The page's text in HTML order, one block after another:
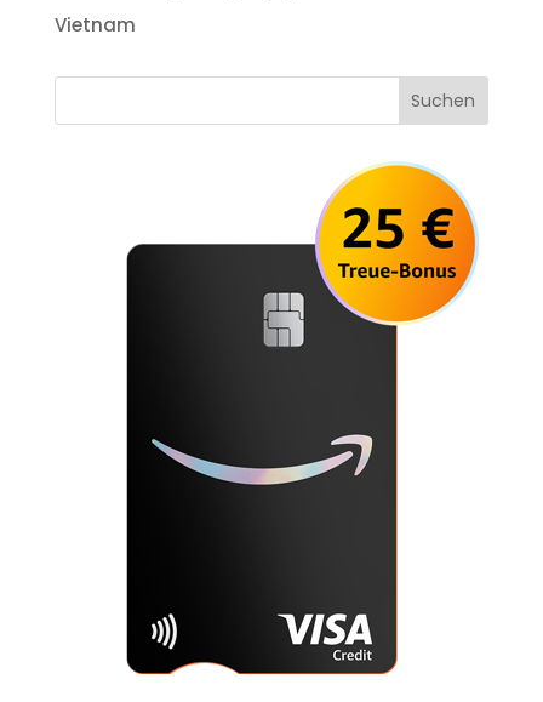
Vietnam